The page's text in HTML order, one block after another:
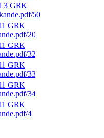
3 GRK
50
GRK
20
GRK
32
GRK
33
GRK
34
GRK
4